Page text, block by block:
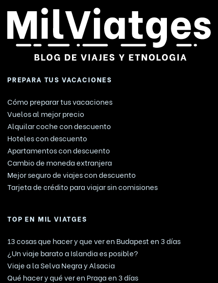
PREPARA TUS VACACIONES
Cómo preparar tus vacaciones
Vuelos al mejor precio
Alquilar coche con descuento
Hoteles con descuento
Apartamentos con descuento
Cambio de moneda extranjera
Mejor seguro de viajes con descuento
Tarjeta de crédito para viajar sin comisiones
TOP EN MIL VIATGES
13 cosas que hacer y que ver en Budapest en 3 días
¿Un viaje barato a Islandia es posible?
Viaje a la Selva Negra y Alsacia
Qué hacer y qué ver en Praga en 3 días